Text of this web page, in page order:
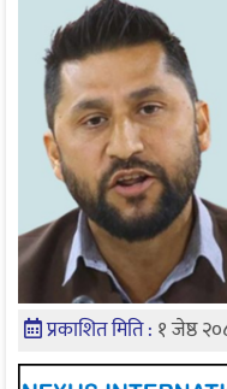
प्रकाशित मिति : १ जेष्ठ